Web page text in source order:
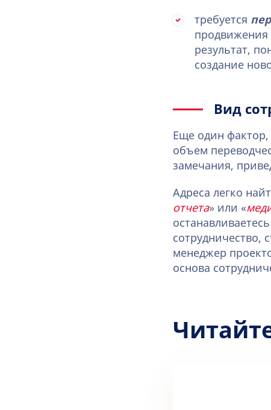
требуется
продвижения
результат,
создание
Вид
Еще один
объем
замечания,
Адреса легко
отчета» или «
сотрудничество,
менеджер
основа